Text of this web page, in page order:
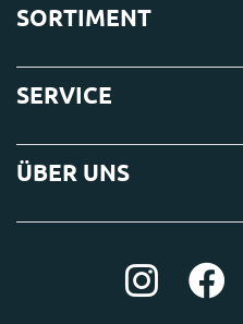
SORTIMENT
SERVICE
ÜBER UNS